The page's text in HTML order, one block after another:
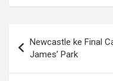
navigation
Newcastle ke Final
James’ Park